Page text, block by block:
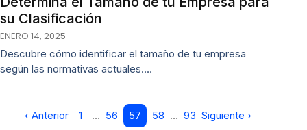
su Clasificación
ENERO 14, 2025
Descubre cómo identificar el tamaño de tu empresa
según las normativas actuales.…
‹ Anterior 1 … 56 57 58 … 93 Siguiente ›